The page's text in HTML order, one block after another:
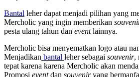
Bantal leher dapat menjadi pilihan yang
Mercholic yang ingin memberikan
pesta ulang tahun dan eventlainnya.
Mercholic bisa menyematkan logo atau
Menjadikan bantal leher sebagai souvenir,
tepat karena karena Mercholic akan
Promosi eventdan souveniryang